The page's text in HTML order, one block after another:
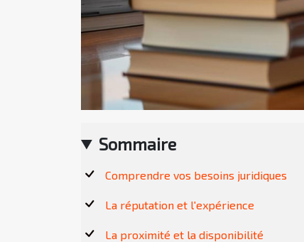
Sommaire
Comprendre vos besoins juridiques
La réputation et l'expérience
La proximité et la disponibilité